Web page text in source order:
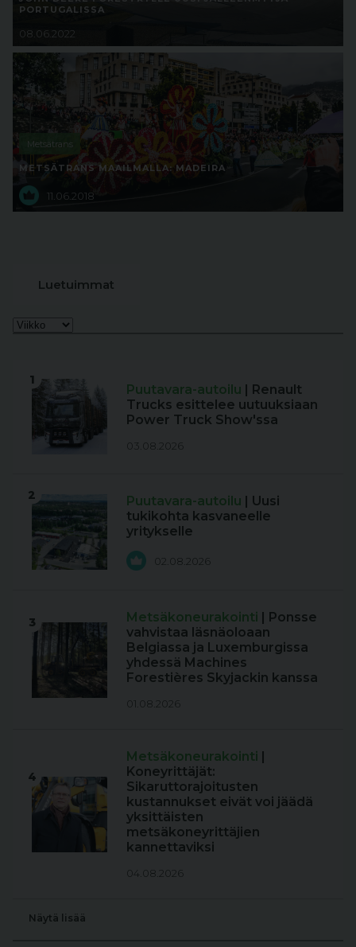
PORTUGALISSA
08.06.2022
Metsätrans
METSÄTRANS MAAILMALLA: MADEIRA
11.06.2018
Luetuimmat
1
Puutavara-autoilu | Renault
Trucks esittelee uutuuksiaan
Power Truck Show'ssa
03.08.2026
2 Puutavara-autoilu | Uusi
tukikohta kasvaneelle
yritykselle
02.08.2026
3 Metsäkoneurakointi | Ponsse
vahvistaa läsnäoloaan
Belgiassa ja Luxemburgissa
yhdessä Machines
Forestières Skyjackin kanssa
01.08.2026
4
Metsäkoneurakointi |
Koneyrittäjät:
Sikaruttorajoitusten
kustannukset eivät voi jäädä
yksittäisten
metsäkoneyrittäjien
kannettaviksi
04.08.2026
Näytä lisää